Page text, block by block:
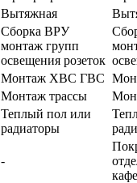
Вытяжная
Сборка ВРУ
монтаж групп
освещения розеток
Монтаж ХВС ГВС
Монтаж трассы
Теплый пол или
радиаторы
-